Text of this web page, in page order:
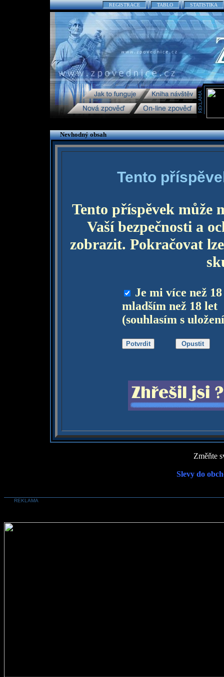
REGISTRACE TABLO STATISTIKA
Nevhodný obsah
Tento
Tento příspěvek může
Vaší bezpečnosti a
zobrazit. Pokračovat
Je mi více než
mladším než 18 let
(souhlasím s
Změňte
Slevy do
REKLAMA